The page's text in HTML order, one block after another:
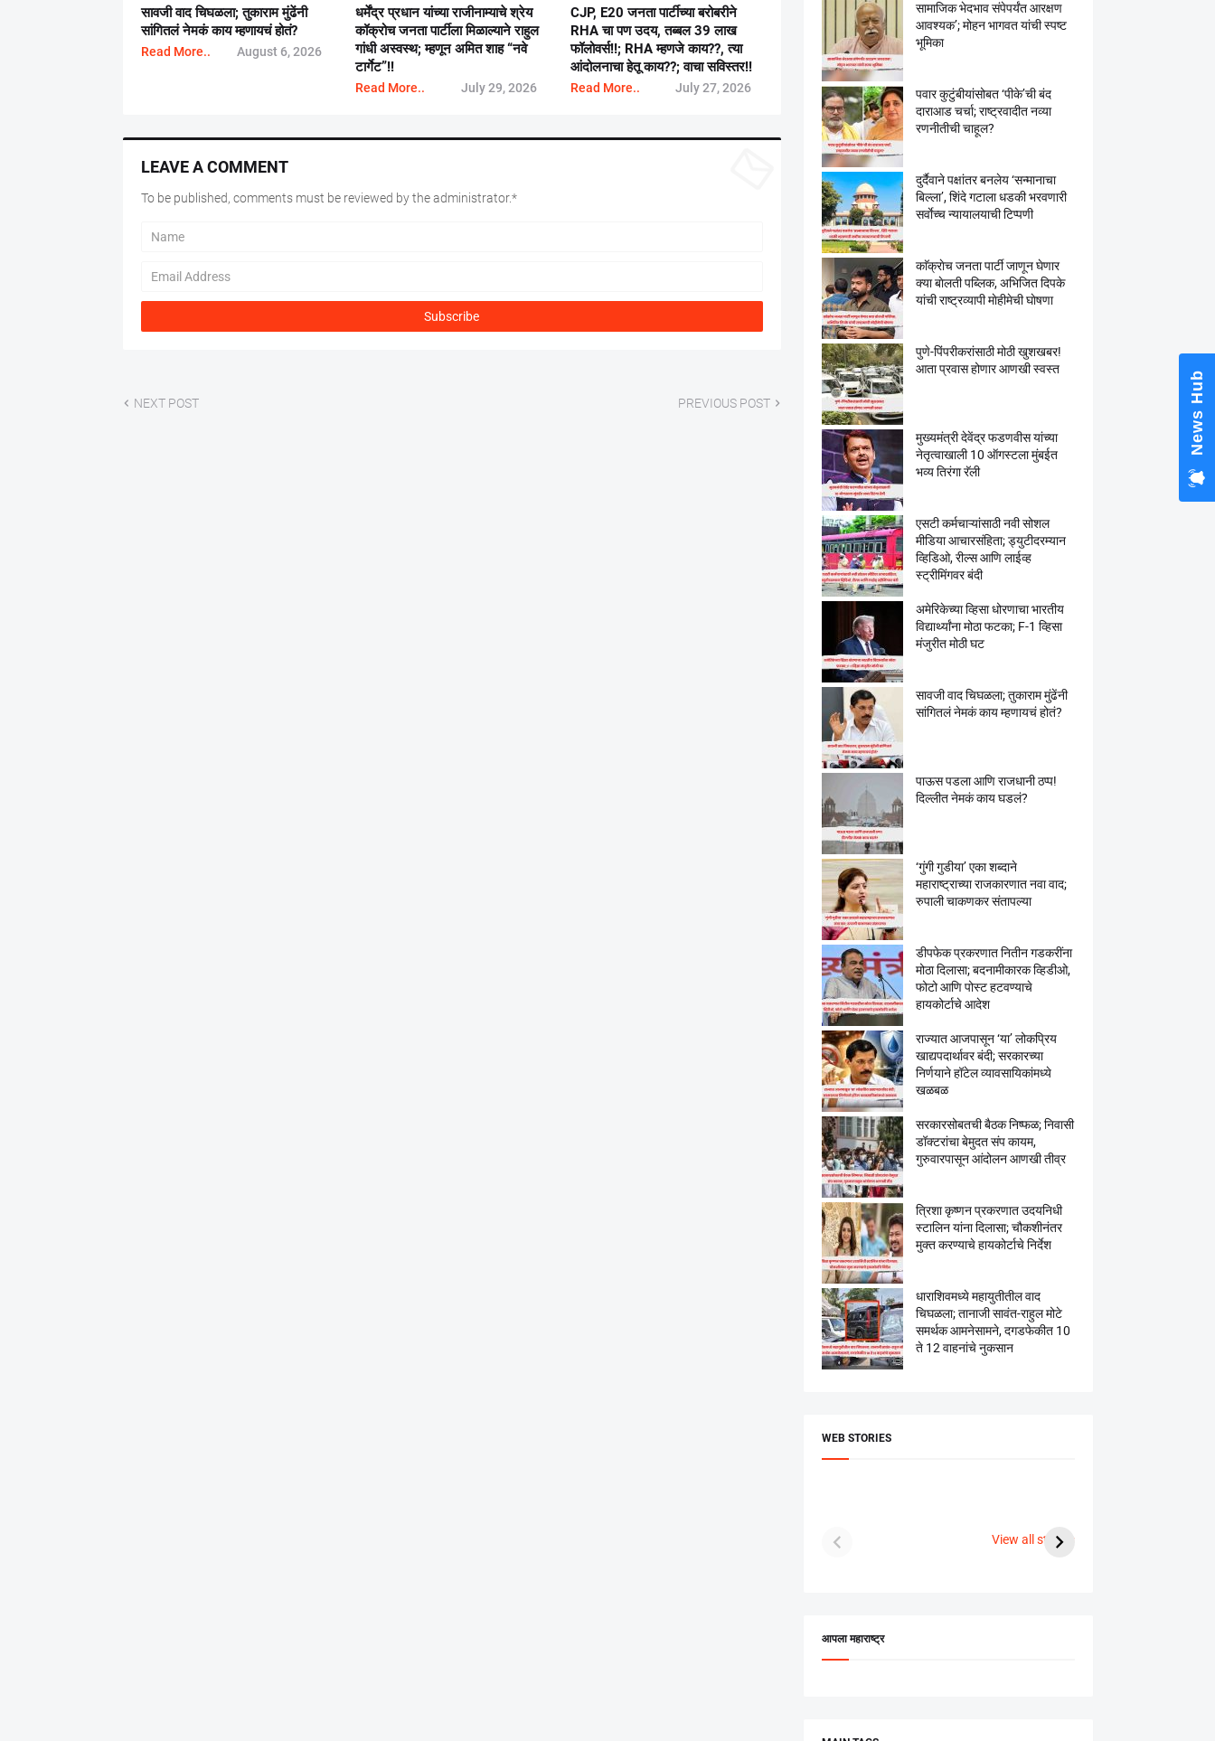
सावजी वाद चिघळला; तुकाराम मुंढेंनी
सांगितलं नेमकं काय म्हणायचं होतं?
Read More.. August 6, 2026
धर्मेंद्र प्रधान यांच्या राजीनाम्याचे श्रेय
कॉक्रोच जनता पार्टीला मिळाल्याने राहुल
गांधी अस्वस्थ; म्हणून अमित शाह “नवे
टार्गेट”!!
Read More.. July 29, 2026
CJP, E20 जनता पार्टीच्या बरोबरीने
RHA चा पण उदय, तब्बल 39 लाख
फॉलोवर्स!!; RHA म्हणजे काय??, त्या
आंदोलनाचा हेतू काय??; वाचा सविस्तर!!
Read More.. July 27, 2026
LEAVE A COMMENT
To be published, comments must be reviewed by the administrator.*
NEXT POST PREVIOUS POST
सामाजिक भेदभाव संपेपर्यंत आरक्षण
आवश्यक’; मोहन भागवत यांची स्पष्ट
भूमिका
पवार कुटुंबीयांसोबत ‘पीके’ची बंद
दाराआड चर्चा; राष्ट्रवादीत नव्या
रणनीतीची चाहूल?
दुर्दैवाने पक्षांतर बनलेय ‘सन्मानाचा
बिल्ला’, शिंदे गटाला धडकी भरवणारी
सर्वाेच्च न्यायालयाची टिप्पणी
काॅक्राेच जनता पार्टी जाणून घेणार
क्या बाेलती पब्लिक, अभिजित दिपके
यांची राष्ट्रव्यापी माेहीमेची घाेषणा
पुणे-पिंपरीकरांसाठी मोठी खुशखबर!
आता प्रवास होणार आणखी स्वस्त
मुख्यमंत्री देवेंद्र फडणवीस यांच्या
नेतृत्वाखाली 10 ऑगस्टला मुंबईत
भव्य तिरंगा रॅली
एसटी कर्मचाऱ्यांसाठी नवी सोशल
मीडिया आचारसंहिता; ड्युटीदरम्यान
व्हिडिओ, रील्स आणि लाईव्ह
स्ट्रीमिंगवर बंदी
अमेरिकेच्या व्हिसा धोरणाचा भारतीय
विद्यार्थ्यांना मोठा फटका; F-1 व्हिसा
मंजुरीत मोठी घट
सावजी वाद चिघळला; तुकाराम मुंढेंनी
सांगितलं नेमकं काय म्हणायचं होतं?
पाऊस पडला आणि राजधानी ठप्प!
दिल्लीत नेमकं काय घडलं?
‘गुंगी गुडीया’ एका शब्दाने
महाराष्ट्राच्या राजकारणात नवा वाद;
रुपाली चाकणकर संतापल्या
डीपफेक प्रकरणात नितीन गडकरींना
मोठा दिलासा; बदनामीकारक व्हिडीओ,
फोटो आणि पोस्ट हटवण्याचे
हायकोर्टाचे आदेश
राज्यात आजपासून ‘या’ लोकप्रिय
खाद्यपदार्थावर बंदी; सरकारच्या
निर्णयाने हॉटेल व्यावसायिकांमध्ये
खळबळ
सरकारसोबतची बैठक निष्फळ; निवासी
डॉक्टरांचा बेमुदत संप कायम,
गुरुवारपासून आंदोलन आणखी तीव्र
त्रिशा कृष्णन प्रकरणात उदयनिधी
स्टालिन यांना दिलासा; चौकशीनंतर
मुक्त करण्याचे हायकोर्टाचे निर्देश
धाराशिवमध्ये महायुतीतील वाद
चिघळला; तानाजी सावंत-राहुल मोटे
समर्थक आमनेसामने, दगडफेकीत 10
ते 12 वाहनांचे नुकसान
WEB STORIES
View all stories
पूजा सावंत ने गुपचूप
उरकला साखरपुडा.
2023
आपला महाराष्ट्र
News Hub